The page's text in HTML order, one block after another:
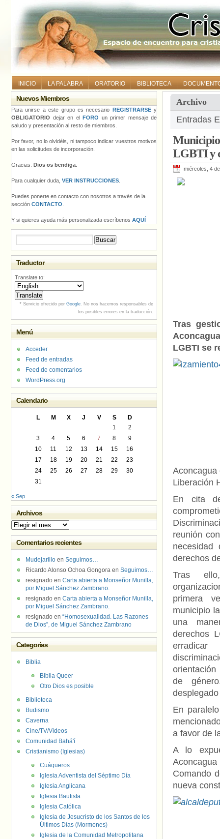
INICIO LA PALABRA ORATORIO BIBLIOTECA
Archivo
Entradas
Municipio
LGBTI y
miércoles, 4
Tras
LGBTI se
Aconcagua
Liberación
En cita
reunión
derechos
Tras
primera
municipio
una
derechos
de
En
a favor de
A lo
Comando
nueva
Nuevos Miembros
Para unirse a este grupo es necesario REGISTRARSEy
OBLIGATORIO dejar en el FORO un primer mensaje de
saludo y presentación al resto de miembros.
Por favor, no lo olvidéis, ni tampoco indicar vuestros motivos
en las solicitudes de incorporación.
Gracias. Dios os bendiga.
Para cualquier duda, VER INSTRUCCIONES
Puedes ponerte en contacto con nosotros a través de la
sección CONTACTO
Y si quieres ayuda más personalizada escríbenos AQUÍ
Traductor
Translate to:
* Servicio ofrecido por Google. No nos hacemos responsables de
los posibles errores en la traducción.
Menú
Acceder
Feed de entradas
Feed de comentarios
WordPress.org
Calendario
L M X J V S
D
1
2
3
4 5 6 7 8
9
10
11 12 13 14 15
16
17
18 19 20 21 22
23
24
25 26 27 28 29
30
31
« Sep
Archivos
Archivos
Comentarios recientes
Mudejarillo en Seguimos…
Ricardo Alonso Ochoa Gongora en Seguimos…
resignado en Carta abierta a Monseñor Munilla,
por Miguel Sánchez Zambrano.
resignado en Carta abierta a Monseñor Munilla,
por Miguel Sánchez Zambrano.
resignado en “Homosexualidad. Las Razones
de Dios”, de Miguel Sánchez Zambrano
Categorías
Biblia
Biblia Queer
Otro Dios es posible
Biblioteca
Budismo
Caverna
Cine/TV/Videos
Comunidad Bahá'í
Cristianismo (Iglesias)
Cuáqueros
Iglesia Adventista del Séptimo Día
Iglesia Anglicana
Iglesia Bautista
Iglesia Católica
Iglesia de Jesucristo de los Santos de los
Últimos Días (Mormones)
Iglesia de la Comunidad Metropolitana